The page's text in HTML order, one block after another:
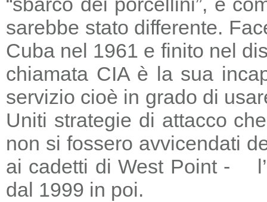
sarebbe stato differente.
Cuba nel 1961 e finito nel
chiamata CIA è la sua
servizio cioè in grado di
Uniti strategie di attacco
non si fossero avvicendati
ai cadetti di West Point - l’
dal 1999 in poi.